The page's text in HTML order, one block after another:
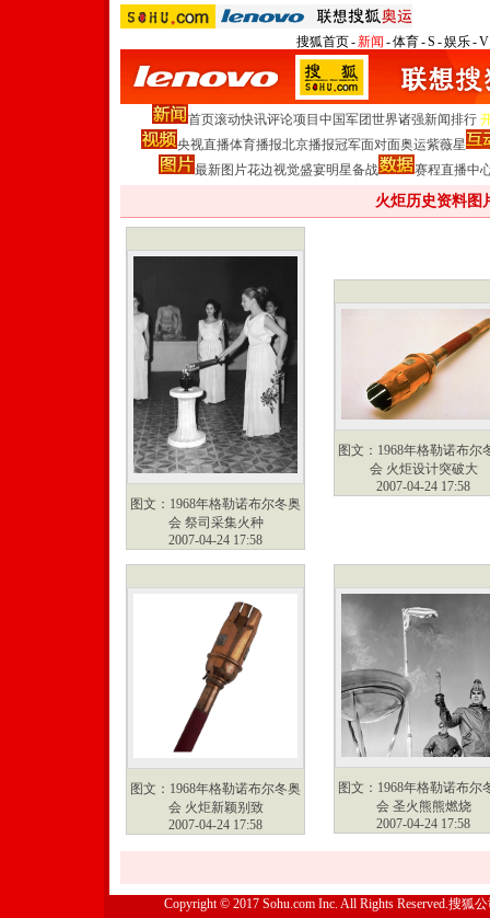
搜狐首页-新闻 -体育-S -娱乐-V
首页滚动快讯评论项目 中国军团世界诸强新闻排行
央视直播体育播报北京播报冠军面对面奥运紫薇星
最新图片花边视觉盛宴明星备战 赛程直播中
火炬历史资料
图文：1968年格勒诺布尔冬奥
会 祭司采集火种
2007-04-24 17:58
图文：1968年格勒诺布尔
会 火炬设计突破大
2007-04-24 17:58
图文：1968年格勒诺布尔冬奥
会 火炬新颖别致
2007-04-24 17:58
图文：1968年格勒诺布尔
会 圣火熊熊燃烧
2007-04-24 17:58
Copyright © 2017 Sohu.com Inc. All Rights Reserved.搜狐